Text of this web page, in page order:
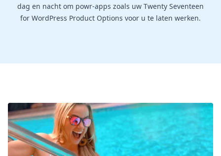
dag en nacht om powr-apps zoals uw Twenty Seventeen
for WordPress Product Options voor u te laten werken.